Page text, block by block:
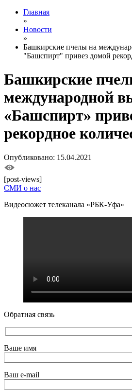
Главная
»
Новости
»
Башкирские пчелы на
"Башспирт" привез домой
Башкирские
международной
«Башспирт»
рекордное
Опубликовано: 15.04.2021
[post-views]
СМИ о нас
Видеосюжет телеканала «РБК-Уфа»
Обратная связь
Ваше имя
Ваш e-mail